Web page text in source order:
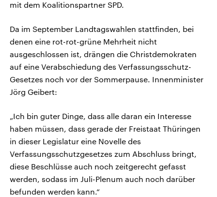
mit dem Koalitionspartner SPD.
Da im September Landtagswahlen stattfinden, bei
denen eine rot-rot-grüne Mehrheit nicht
ausgeschlossen ist, drängen die Christdemokraten
auf eine Verabschiedung des Verfassungsschutz-
Gesetzes noch vor der Sommerpause. Innenminister
Jörg Geibert:
„Ich bin guter Dinge, dass alle daran ein Interesse
haben müssen, dass gerade der Freistaat Thüringen
in dieser Legislatur eine Novelle des
Verfassungsschutzgesetzes zum Abschluss bringt,
diese Beschlüsse auch noch zeitgerecht gefasst
werden, sodass im Juli-Plenum auch noch darüber
befunden werden kann.“